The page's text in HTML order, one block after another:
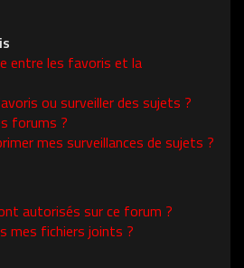
entre les favoris et la
ou surveiller des sujets ?
forums ?
mes surveillances de sujets ?
autorisés sur ce forum ?
mes fichiers joints ?